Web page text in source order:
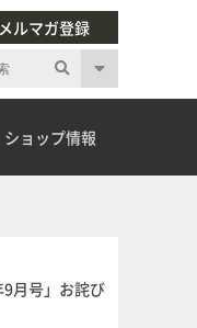
メルマガ登録
ショップ情報
9月号」お詫び